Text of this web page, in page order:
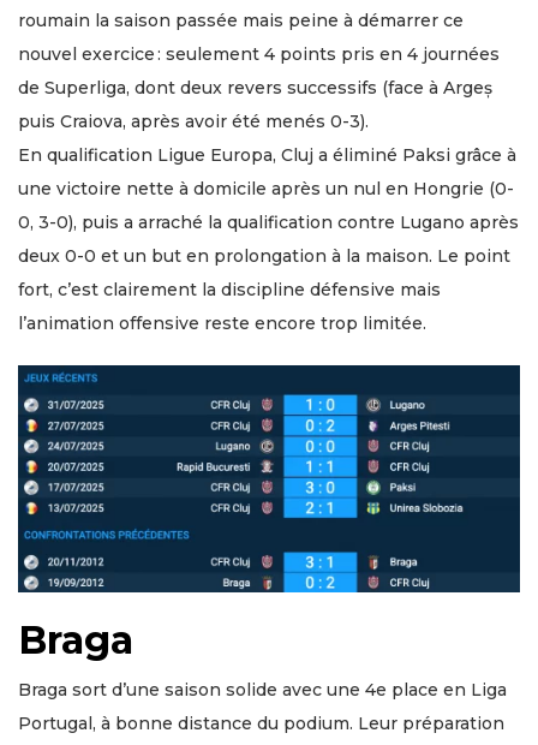
roumain la saison passée mais peine à démarrer ce
nouvel exercice : seulement 4 points pris en 4 journées
de Superliga, dont deux revers successifs (face à Argeș
puis Craiova, après avoir été menés 0-3).
En qualification Ligue Europa, Cluj a éliminé Paksi grâce à
une victoire nette à domicile après un nul en Hongrie (0-
0, 3-0), puis a arraché la qualification contre Lugano après
deux 0-0 et un but en prolongation à la maison. Le point
fort, c’est clairement la discipline défensive mais
l’animation offensive reste encore trop limitée.
Braga
Braga sort d’une saison solide avec une 4e place en Liga
Portugal, à bonne distance du podium. Leur préparation